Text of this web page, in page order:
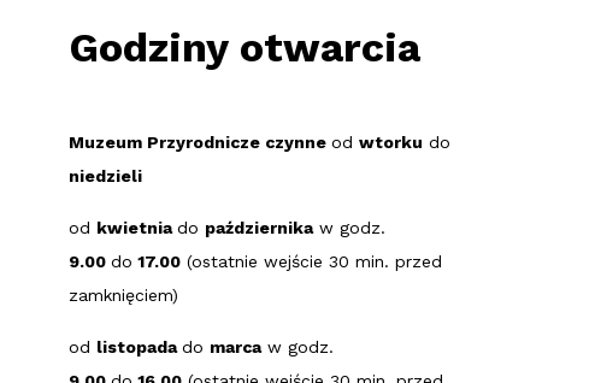
Godziny otwarcia
Muzeum Przyrodnicze czynne od wtorku do
niedzieli
od kwietniado październikaw godz.
9.00 do 17.00 (ostatnie wejście 30 min. przed
zamknięciem)
od listopadado marcaw godz.